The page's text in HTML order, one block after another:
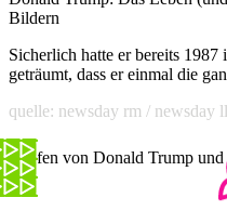
Bildern
Sicherlich hatte er bereits
geträumt, dass er einmal die
quelle: newsday rm / newsday
Treffen von Donald Trump